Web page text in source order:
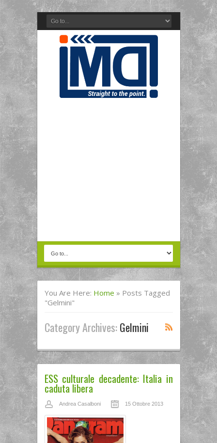
You Are Here: Home » Posts Tagged
"Gelmini"
Category Archives:Gelmini
ESS culturale decadente: Italia in
caduta libera
Andrea Casalboni 15 Ottobre 2013